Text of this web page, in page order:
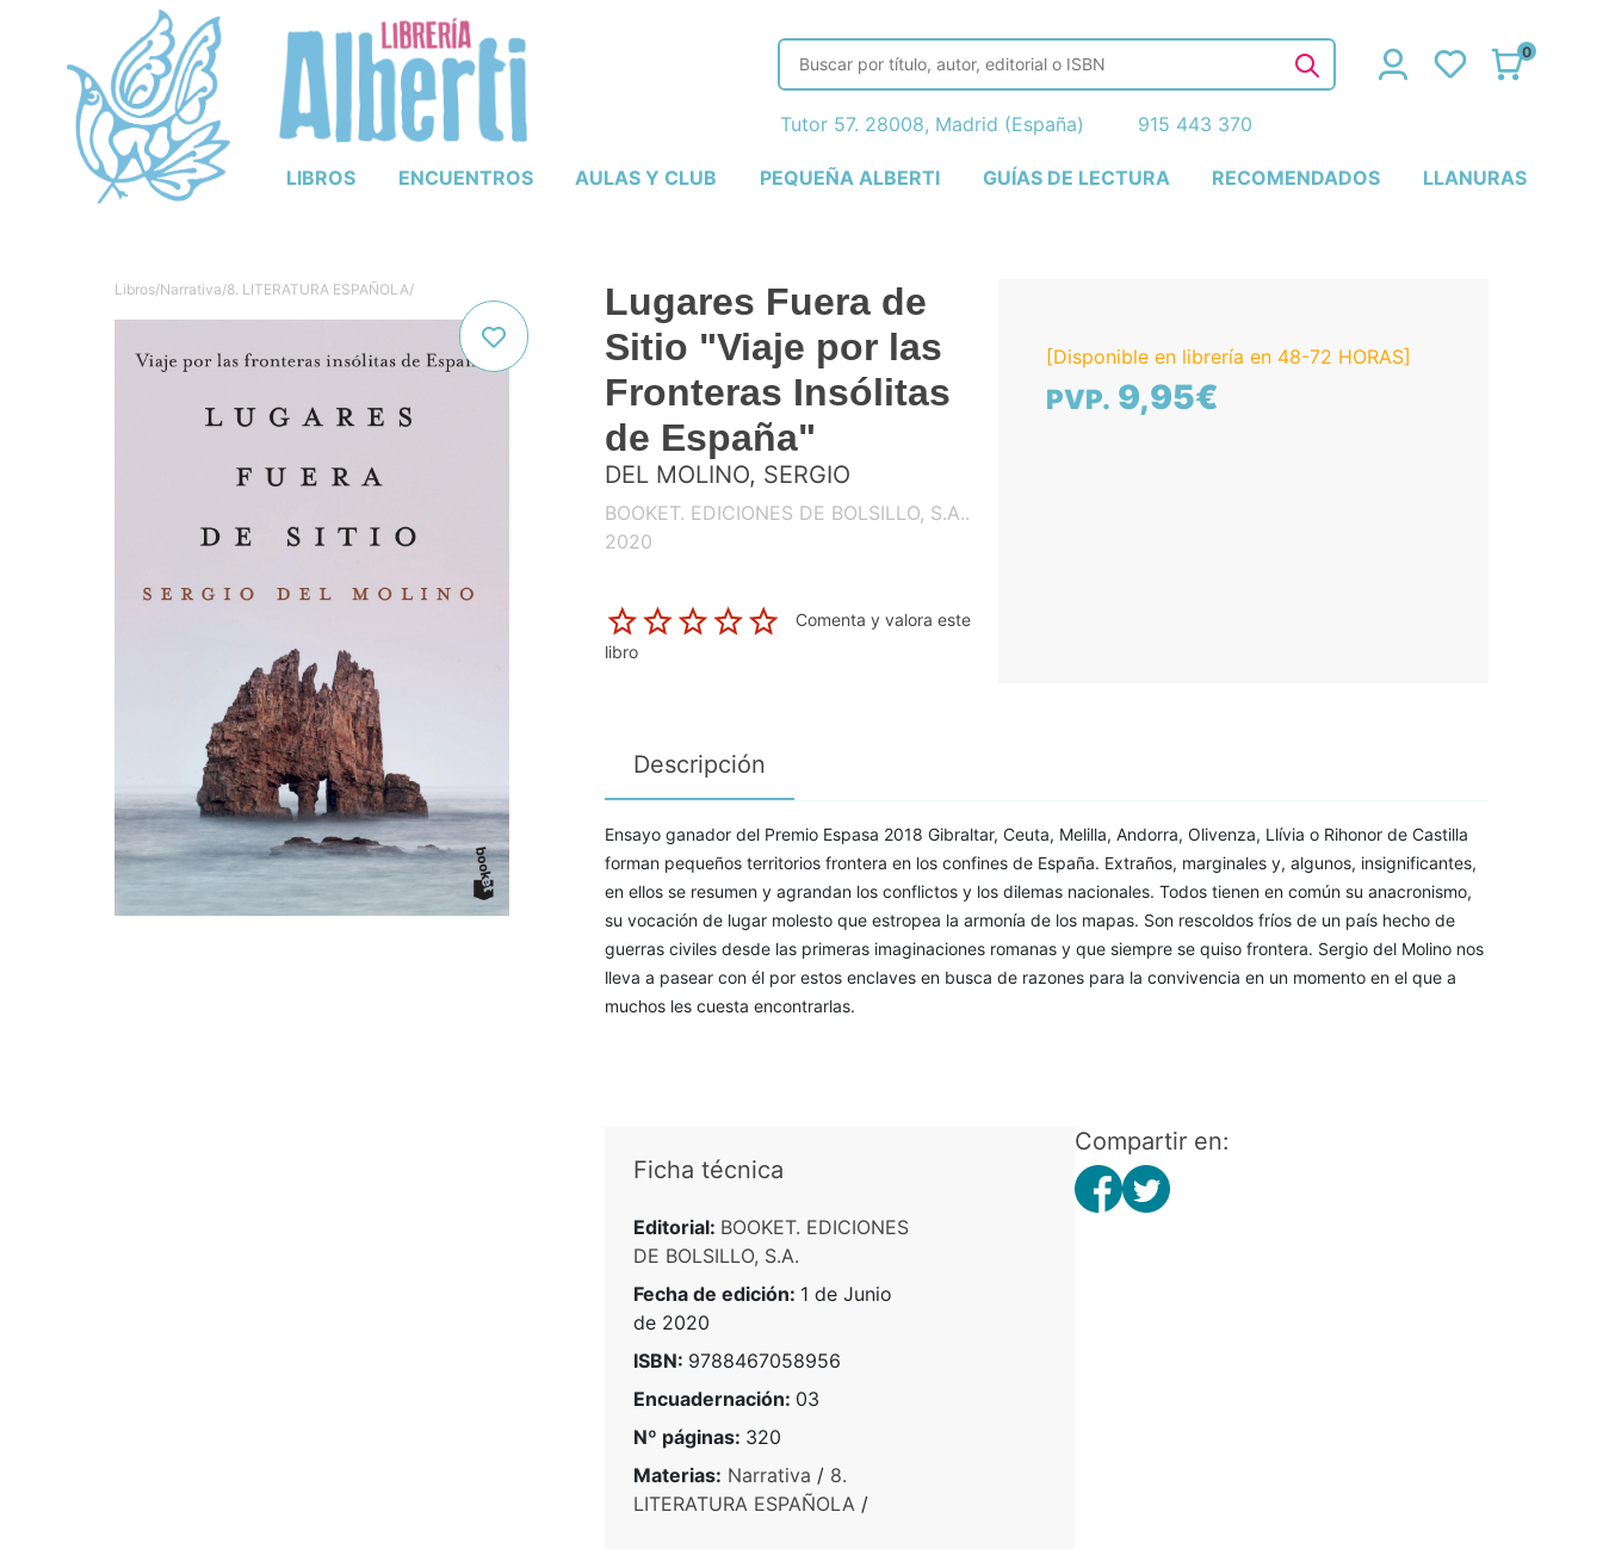
LIBROS ENCUENTROS AULAS Y CLUB PEQUEÑA ALBERTI GUÍAS DE LECTURA RECOMENDADOS LLANURAS
0
Tutor 57. 28008, Madrid (España) 915 443 370
Libros/Narrativa/8. LITERATURA ESPAÑOLA/
Lugares Fuera de
Sitio "Viaje por las
Fronteras Insólitas
de España"
DEL MOLINO, SERGIO
BOOKET. EDICIONES DE BOLSILLO, S.A..
2020
Comenta y valora este
libro
[Disponible en librería en 48-72 HORAS]
PVP. 9,95€
Descripción
Ensayo ganador del Premio Espasa 2018 Gibraltar, Ceuta, Melilla, Andorra, Olivenza, Llívia o Rihonor de Castilla
forman pequeños territorios frontera en los confines de España. Extraños, marginales y, algunos, insignificantes,
en ellos se resumen y agrandan los conflictos y los dilemas nacionales. Todos tienen en común su anacronismo,
su vocación de lugar molesto que estropea la armonía de los mapas. Son rescoldos fríos de un país hecho de
guerras civiles desde las primeras imaginaciones romanas y que siempre se quiso frontera. Sergio del Molino nos
lleva a pasear con él por estos enclaves en busca de razones para la convivencia en un momento en el que a
muchos les cuesta encontrarlas.
Ficha técnica
Editorial: BOOKET. EDICIONES
DE BOLSILLO, S.A.
Fecha de edición: 1 de Junio
de 2020
ISBN: 9788467058956
Encuadernación: 03
Nº páginas: 320
Materias: Narrativa / 8.
LITERATURA ESPAÑOLA /
Compartir en: